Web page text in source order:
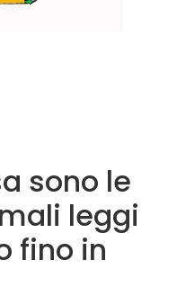
sono le
leggi
fino in